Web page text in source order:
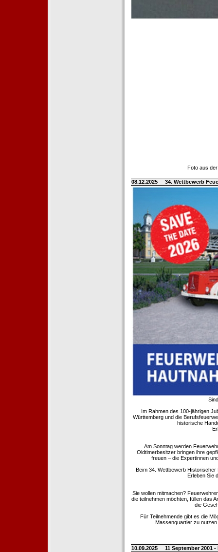
Foto aus
08.12.2025 34. Wettbewerb
Im Rahmen des 100-jährigen
Württemberg und die
historische
Am Sonntag werden
Oldtimerbesitzer bringen ihre
freuen – die Expertinnen
Beim 34. Wettbewerb
Erleben Sie
Sie wollen mitmachen?
die teilnehmen möchten, füllen das
die
Für Teilnehmende gibt es die
Massenquartier zu
10.09.2025
11 September 2001